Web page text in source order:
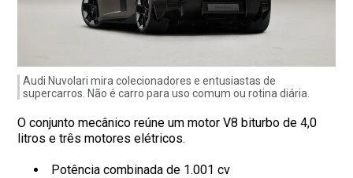
Audi Nuvolari mira colecionadores e entusiastas de
supercarros. Não é carro para uso comum ou rotina diária.
O conjunto mecânico reúne um motor V8 biturbo de 4,0
litros e três motores elétricos.
Potência combinada de 1.001 cv